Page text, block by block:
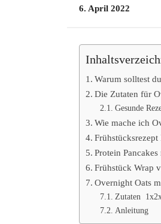
6. April 2022
Warum solltest
Die Zutaten für
Gesunde
Wie mache ich
Frühstücksrezept
Protein
Frühstück Wrap
Overnight Oats
Zutaten
Anleitung